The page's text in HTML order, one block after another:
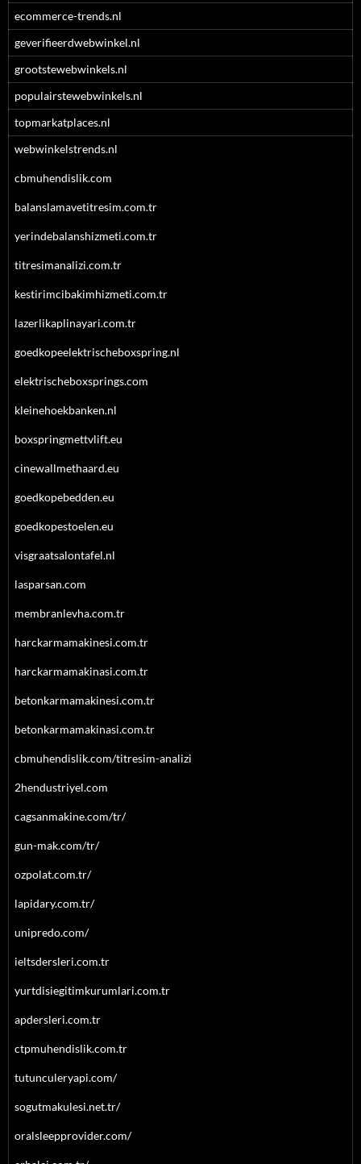
ecommerce-trends.nl
geverifieerdwebwinkel.nl
grootstewebwinkels.nl
populairstewebwinkels.nl
topmarkatplaces.nl
webwinkelstrends.nl
cbmuhendislik.com
balanslamavetitresim.com.tr
yerindebalanshizmeti.com.tr
titresimanalizi.com.tr
kestirimcibakimhizmeti.com.tr
lazerlikaplinayari.com.tr
goedkopeelektrischeboxspring.nl
elektrischeboxsprings.com
kleinehoekbanken.nl
boxspringmettvlift.eu
cinewallmethaard.eu
goedkopebedden.eu
goedkopestoelen.eu
visgraatsalontafel.nl
lasparsan.com
membranlevha.com.tr
harckarmamakinesi.com.tr
harckarmamakinasi.com.tr
betonkarmamakinesi.com.tr
betonkarmamakinasi.com.tr
cbmuhendislik.com/titresim-analizi
2hendustriyel.com
cagsanmakine.com/tr/
gun-mak.com/tr/
ozpolat.com.tr/
lapidary.com.tr/
unipredo.com/
ieltsdersleri.com.tr
yurtdisiegitimkurumlari.com.tr
apdersleri.com.tr
ctpmuhendislik.com.tr
tutunculeryapi.com/
sogutmakulesi.net.tr/
oralsleepprovider.com/